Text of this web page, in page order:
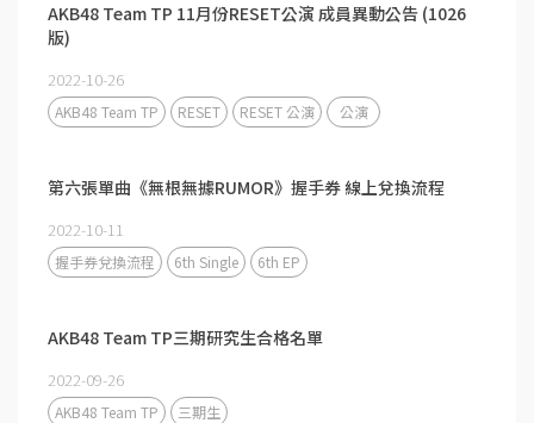
AKB48 Team TP 11月份RESET公演 成員異動公告 (1026
版)
2022-10-26
AKB48 Team TP RESET RESET 公演 公演
第六張單曲《無根無據RUMOR》握手券 線上兌換流程
2022-10-11
握手券兌換流程 6th Single 6th EP
AKB48 Team TP三期研究生合格名單
2022-09-26
AKB48 Team TP 三期生